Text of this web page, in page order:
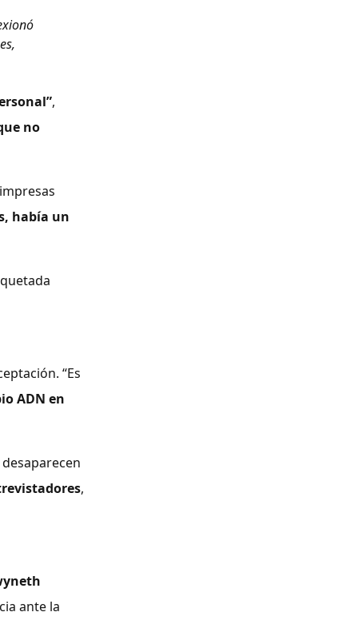
,
no
había un
“Es
ADN en
,
ante la